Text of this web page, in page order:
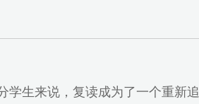
学生来说，复读成为了一个重新追